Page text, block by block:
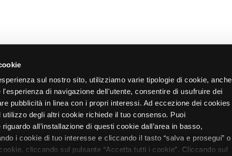
sul nostro sito, utilizziamo varie tipologie di cookie, anche
di navigazione dell'utente, consentire di usufruire dei
pubblicità in linea con i propri interessi. Ad eccezione dei cookies
utilizzo degli altri cookie richiede il tuo consenso. Puoi
all’installazione di questi cookie dall’area in basso,
i cookie di tuo interesse e cliccando il tasto “salva e prosegui” o
cliccando sul pulsante “Accetta tutti i cookie”. Cliccando sul